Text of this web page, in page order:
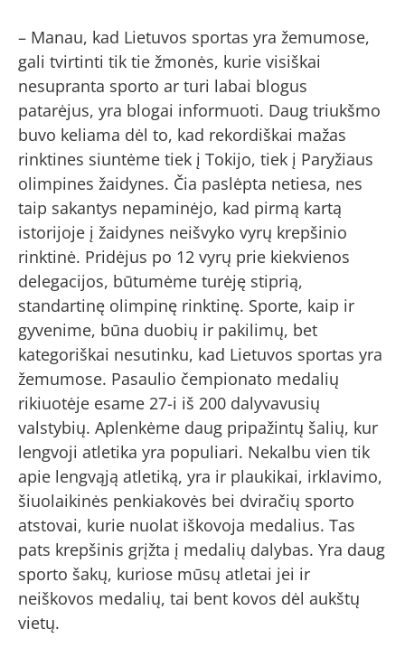
– Manau, kad Lietuvos sportas yra žemumose,
gali tvirtinti tik tie žmonės, kurie visiškai
nesupranta sporto ar turi labai blogus
patarėjus, yra blogai informuoti. Daug triukšmo
buvo keliama dėl to, kad rekordiškai mažas
rinktines siuntėme tiek į Tokijo, tiek į Paryžiaus
olimpines žaidynes. Čia paslėpta netiesa, nes
taip sakantys nepaminėjo, kad pirmą kartą
istorijoje į žaidynes neišvyko vyrų krepšinio
rinktinė. Pridėjus po 12 vyrų prie kiekvienos
delegacijos, būtumėme turėję stiprią,
standartinę olimpinę rinktinę. Sporte, kaip ir
gyvenime, būna duobių ir pakilimų, bet
kategoriškai nesutinku, kad Lietuvos sportas yra
žemumose. Pasaulio čempionato medalių
rikiuotėje esame 27-i iš 200 dalyvavusių
valstybių. Aplenkėme daug pripažintų šalių, kur
lengvoji atletika yra populiari. Nekalbu vien tik
apie lengvąją atletiką, yra ir plaukikai, irklavimo,
šiuolaikinės penkiakovės bei dviračių sporto
atstovai, kurie nuolat iškovoja medalius. Tas
pats krepšinis grįžta į medalių dalybas. Yra daug
sporto šakų, kuriose mūsų atletai jei ir
neiškovos medalių, tai bent kovos dėl aukštų
vietų.